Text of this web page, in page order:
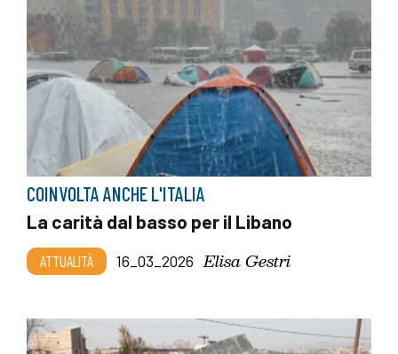
COINVOLTA ANCHE L'ITALIA
La carità dal basso per il Libano
ATTUALITÀ 16_03_2026 Elisa Gestri